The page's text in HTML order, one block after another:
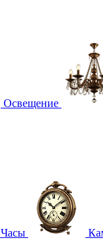
Освещение
Часы